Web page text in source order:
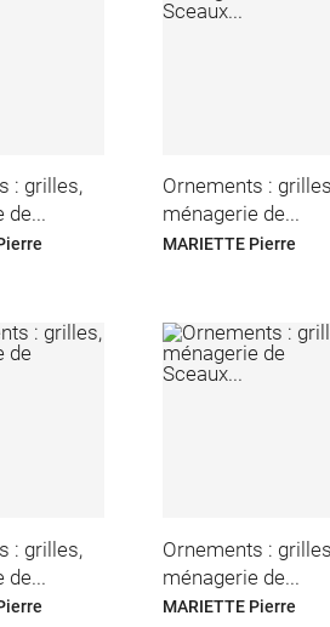
: grilles,
de...
Ornements :
ménagerie de...
MARIETTE Pierre
: grilles,
de...
Ornements :
ménagerie de...
MARIETTE Pierre